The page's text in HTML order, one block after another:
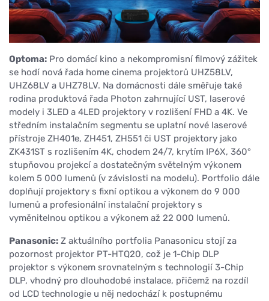
Optoma: Pro domácí kino a nekompromisní filmový zážitek
se hodí nová řada home cinema projektorů UHZ58LV,
UHZ68LV a UHZ78LV. Na domácnosti dále směřuje také
rodina produktová řada Photon zahrnující UST, laserové
modely i 3LED a 4LED projektory v rozlišení FHD a 4K. Ve
středním instalačním segmentu se uplatní nové laserové
přístroje ZH401e, ZH451, ZH551 či UST projektory jako
ZK431ST s rozlišením 4K, chodem 24/7, krytím IP6X, 360°
stupňovou projekcí a dostatečným světelným výkonem
kolem 5 000 lumenů (v závislosti na modelu). Portfolio dále
doplňují projektory s fixní optikou a výkonem do 9 000
lumenů a profesionální instalační projektory s
vyměnitelnou optikou a výkonem až 22 000 lumenů.
Panasonic: Z aktuálního portfolia Panasonicu stojí za
pozornost projektor PT-HTQ20, což je 1-Chip DLP
projektor s výkonem srovnatelným s technologií 3-Chip
DLP, vhodný pro dlouhodobé instalace, přičemž na rozdíl
od LCD technologie u něj nedochází k postupnému